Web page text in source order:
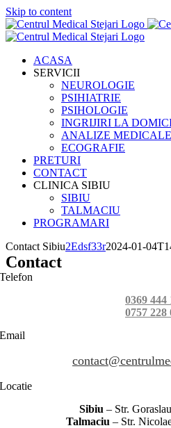
Skip to content
ACASA
SERVICII
NEUROLOGIE
PSIHIATRIE
PSIHOLOGIE
INGRIJIRI LA
ANALIZE MEDICALE
ECOGRAFIE
PRETURI
CONTACT
CLINICA SIBIU
SIBIU
TALMACIU
PROGRAMARI
Contact Sibiu2Edsf33r2024-01-
Contact
Telefon
0369 444
0757 228
Email
Locatie
Sibiu – Str.
Talmaciu – Str.